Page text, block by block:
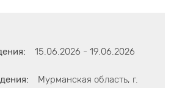
15.06.2026 - 19.06.2026
Мурманская область, г.